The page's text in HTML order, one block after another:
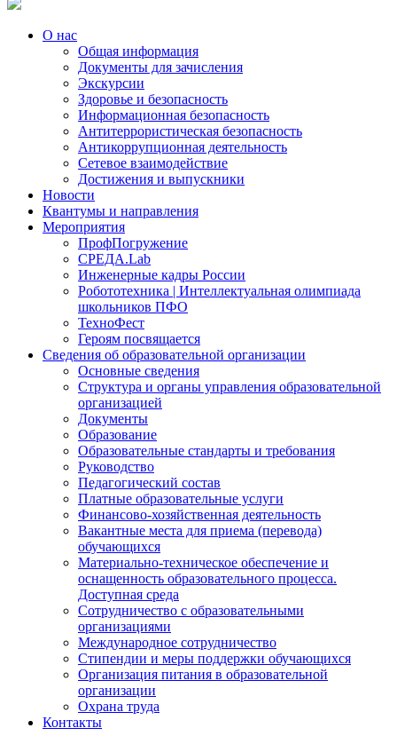
О нас
Общая информация
Документы для зачисления
Экскурсии
Здоровье и безопасность
Информационная безопасность
Антитеррористическая безопасность
Антикоррупционная деятельность
Сетевое взаимодействие
Достижения и выпускники
Новости
Квантумы и направления
Мероприятия
ПрофПогружение
СРЕДА.Lab
Инженерные кадры России
Робототехника | Интеллектуальная олимпиада
школьников ПФО
ТехноФест
Героям посвящается
Сведения об образовательной организации
Основные сведения
Структура и органы управления образовательной
организацией
Документы
Образование
Образовательные стандарты и требования
Руководство
Педагогический состав
Платные образовательные услуги
Финансово-хозяйственная деятельность
Вакантные места для приема (перевода)
обучающихся
Материально-техническое обеспечение и
оснащенность образовательного процесса.
Доступная среда
Сотрудничество с образовательными
организациями
Международное сотрудничество
Стипендии и меры поддержки обучающихся
Организация питания в образовательной
организации
Охрана труда
Контакты